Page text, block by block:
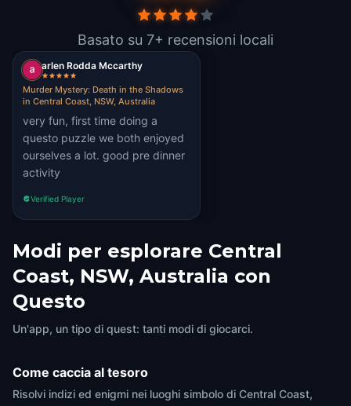
Basato su 7+ recensioni locali
arlen Rodda Mccarthy
Murder Mystery: Death in the Shadows
in Central Coast, NSW, Australia
very fun, first time doing a
questo puzzle we both enjoyed
ourselves a lot. good pre dinner
activity
Verified Player
Modi per esplorare Central
Coast, NSW, Australia con
Questo
Un'app, un tipo di quest: tanti modi di giocarci.
Come caccia al tesoro
Risolvi indizi ed enigmi nei luoghi simbolo di Central Coast,